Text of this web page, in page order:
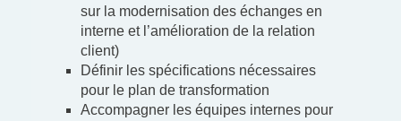
sur la modernisation des échanges en
interne et l’amélioration de la relation
client)
Définir les spécifications nécessaires
pour le plan de transformation
Accompagner les équipes internes pour